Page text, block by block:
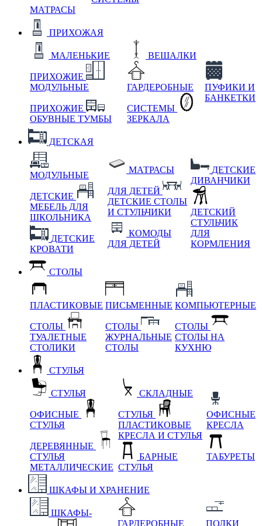
МАТРАСЫ
ПРИХОЖАЯ
МАЛЕНЬКИЕ
ПРИХОЖИЕ
МОДУЛЬНЫЕ
ПРИХОЖИЕ
ОБУВНЫЕ ТУМБЫ
ВЕШАЛКИ
ГАРДЕРОБНЫЕ
СИСТЕМЫ
ЗЕРКАЛА
ПУФИКИ И
БАНКЕТКИ
ДЕТСКАЯ
МОДУЛЬНЫЕ
ДЕТСКИЕ
МЕБЕЛЬ ДЛЯ
ШКОЛЬНИКА
ДЕТСКИЕ
КРОВАТИ
МАТРАСЫ
ДЛЯ ДЕТЕЙ
ДЕТСКИЕ СТОЛЫ
И СТУЛЬЧИКИ
КОМОДЫ
ДЛЯ ДЕТЕЙ
ДЕТСКИЕ
ДИВАНЧИКИ
ДЕТСКИЙ
СТУЛЬЧИК
ДЛЯ
КОРМЛЕНИЯ
СТОЛЫ
ПЛАСТИКОВЫЕ
СТОЛЫ
ТУАЛЕТНЫЕ
СТОЛИКИ
ПИСЬМЕННЫЕ
СТОЛЫ
ЖУРНАЛЬНЫЕ
СТОЛЫ
КОМПЬЮТЕРНЫЕ
СТОЛЫ
СТОЛЫ НА
КУХНЮ
СТУЛЬЯ
СТУЛЬЯ
ОФИСНЫЕ
СТУЛЬЯ
ДЕРЕВЯННЫЕ
СТУЛЬЯ
МЕТАЛЛИЧЕСКИЕ
СКЛАДНЫЕ
СТУЛЬЯ
ПЛАСТИКОВЫЕ
КРЕСЛА И СТУЛЬЯ
БАРНЫЕ
СТУЛЬЯ
ОФИСНЫЕ
КРЕСЛА
ТАБУРЕТЫ
ШКАФЫ И ХРАНЕНИЕ
ШКАФЫ-
ГАРДЕРОБНЫЕ
ПОЛКИ